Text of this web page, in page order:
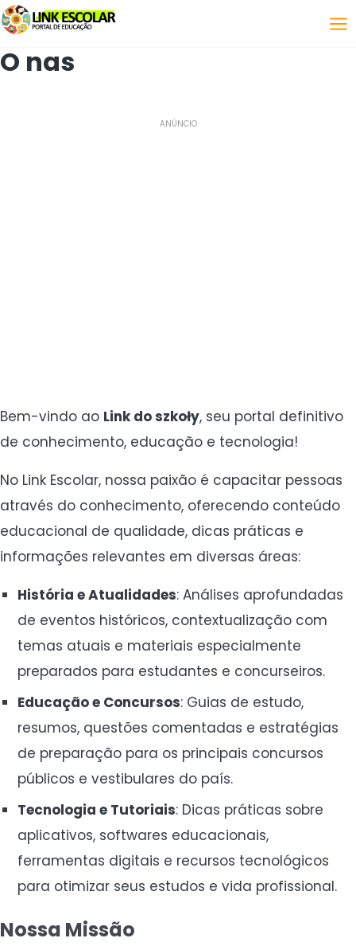
Połączyć
O nas
ANÚNCIO
Bem-vindo ao Link do szkoły, seu portal definitivo
de conhecimento, educação e tecnologia!
No Link Escolar, nossa paixão é capacitar pessoas
através do conhecimento, oferecendo conteúdo
educacional de qualidade, dicas práticas e
informações relevantes em diversas áreas:
História e Atualidades: Análises aprofundadas
de eventos históricos, contextualização com
temas atuais e materiais especialmente
preparados para estudantes e concurseiros.
Educação e Concursos: Guias de estudo,
resumos, questões comentadas e estratégias
de preparação para os principais concursos
públicos e vestibulares do país.
Tecnologia e Tutoriais: Dicas práticas sobre
aplicativos, softwares educacionais,
ferramentas digitais e recursos tecnológicos
para otimizar seus estudos e vida profissional.
Nossa Missão